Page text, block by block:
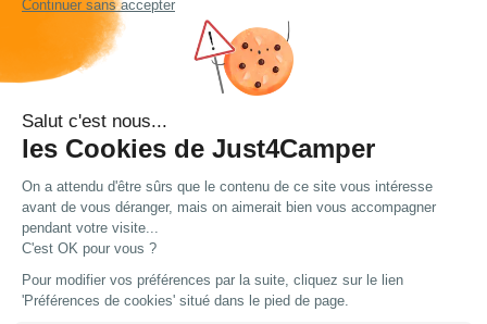
Fiche technique
Caractéristiques
Poids net :
Coloris : Gris